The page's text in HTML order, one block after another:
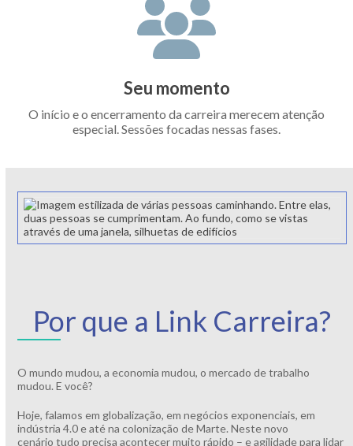
Seu momento
O início e o encerramento da carreira merecem atenção
especial. Sessões focadas nessas fases.
Por que a Link Carreira?
O mundo mudou, a economia mudou, o mercado de trabalho
mudou. E você?
Hoje, falamos em globalização, em negócios exponenciais, em
indústria 4.0 e até na colonização de Marte. Neste novo
cenário tudo precisa acontecer muito rápido – e agilidade para lidar